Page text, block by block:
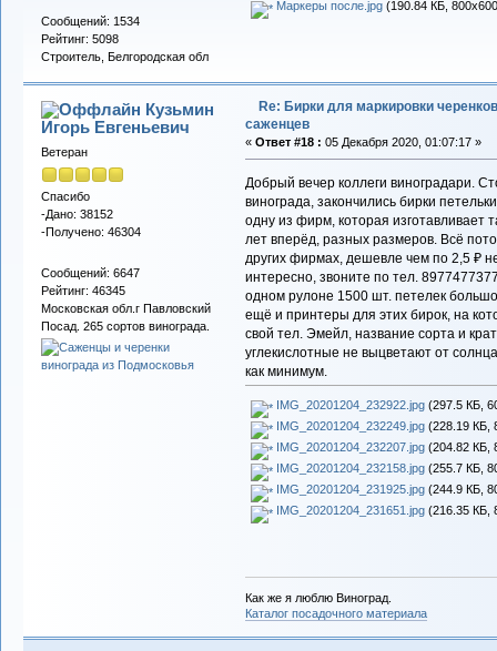
Сообщений: 1534
Рейтинг: 5098
Строитель, Белгородская обл
Маркеры после.jpg(190.84 КБ,
Кузьмин
Игорь Евгеньевич
Ветеран
Спасибо
-Дано: 38152
-Получено: 46304
Сообщений: 6647
Рейтинг: 46345
Московская обл.г Павловский
Посад. 265 сортов винограда.
Re: Бирки для маркировки
саженцев
« Ответ #18 : 05 Декабря 2020, 01:07:17 »
Добрый вечер коллеги виноградари.
винограда, закончились бирки
одну из фирм, которая изготавливает
лет вперёд, разных размеров. Всё
других фирмах, дешевле чем по 2,5 ₽
интересно, звоните по тел.
одном рулоне 1500 шт. петелек
ещё и принтеры для этих бирок, на
свой тел. Эмейл, название сорта и
углекислотные не выцветают от
как минимум.
IMG_20201204_232922.jpg(297.5 КБ,
IMG_20201204_232249.jpg(228.19 КБ,
IMG_20201204_232207.jpg(204.82 КБ,
IMG_20201204_232158.jpg(255.7 КБ,
IMG_20201204_231925.jpg(244.9 КБ,
IMG_20201204_231651.jpg(216.35 КБ,
Как же я люблю Виноград.
Каталог посадочного материала